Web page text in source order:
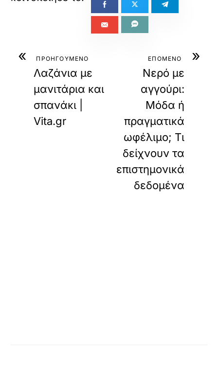
« ΠΡΟΗΓΟΥΜΕΝΟ
Λαζάνια με
μανιτάρια και
σπανάκι |
Vita.gr
»
ΕΠΟΜΕΝΟ
Νερό με
αγγούρι:
Μόδα ή
πραγματικά
ωφέλιμο; Τι
δείχνουν τα
επιστημονικά
δεδομένα